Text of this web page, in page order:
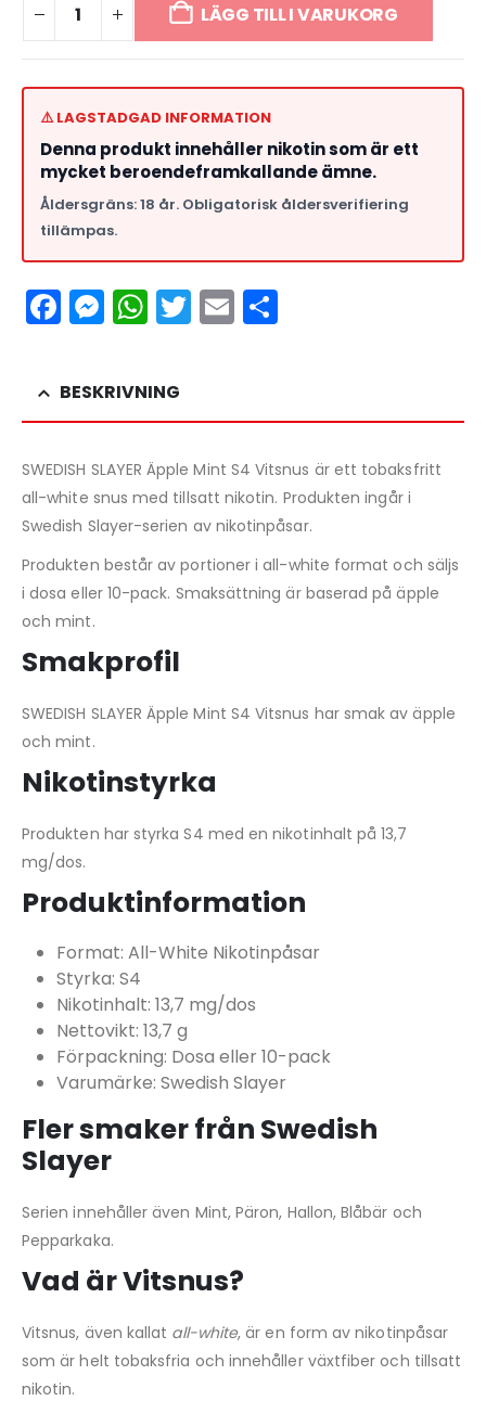
LÄGG TILL I VARUKORG
⚠️ LAGSTADGAD INFORMATION
Denna produkt innehåller nikotin som är ett
mycket beroendeframkallande ämne.
Åldersgräns: 18 år. Obligatorisk åldersverifiering
tillämpas.
Facebook
Messenger
WhatsApp
Twitter
Email
BESKRIVNING
SWEDISH SLAYER Äpple Mint S4 Vitsnus är ett tobaksfritt
all-white snus med tillsatt nikotin. Produkten ingår i
Swedish Slayer-serien av nikotinpåsar.
Produkten består av portioner i all-white format och säljs
i dosa eller 10-pack. Smaksättning är baserad på äpple
och mint.
Smakprofil
SWEDISH SLAYER Äpple Mint S4 Vitsnus har smak av äpple
och mint.
Nikotinstyrka
Produkten har styrka S4 med en nikotinhalt på 13,7
mg/dos.
Produktinformation
Format: All-White Nikotinpåsar
Styrka: S4
Nikotinhalt: 13,7 mg/dos
Nettovikt: 13,7 g
Förpackning: Dosa eller 10-pack
Varumärke: Swedish Slayer
Fler smaker från Swedish
Slayer
Serien innehåller även Mint, Päron, Hallon, Blåbär och
Pepparkaka.
Vad är Vitsnus?
Vitsnus, även kallat all-white, är en form av nikotinpåsar
som är helt tobaksfria och innehåller växtfiber och tillsatt
nikotin.